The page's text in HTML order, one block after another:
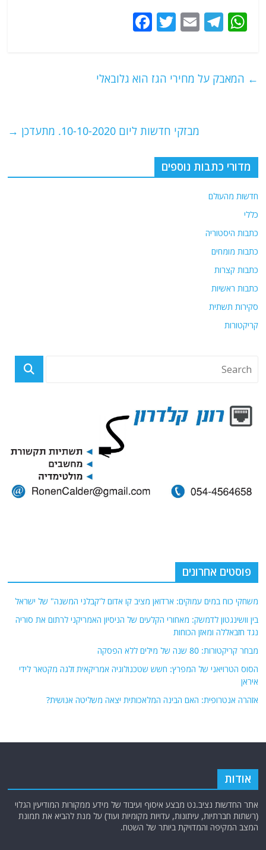
W
s
T
g
E
l
T
er
e
o
← המאבק על מחירי הגז הוא גלובאלי
מבזקי חדשות ליום 10-10-2020. מתעדכן →
מדורי כתבות נוספים
חדשות מהעולם
כללי
כתבות היסטוריה
כתבות מומחים
כתבות קצרות
כתבות ראשיות
סקירות תשתית
קריקטורות
פוסטים אחרונים
משחקי כוח במים עמוקים: ארדואן מציב קו אדום ל'קבלני המשנה" של ישראל
בין וושינגטון לדמשק: מאחורי הקלעים של הניסיון האמריקני לרתום את סוריה
נגד חזבאללה ומאזן הכוחות
מבחר קריקטורות: 80 שנה של מילים ללא הפסקה
הסוס הטרויאני של המפרץ: חשש שטכנולוגיה אמריקאית זלגה מקטאר לידי
איראן
אזהרה אנטרופית: האם הבינה המלאכותית יצאה משליטה אנושית?
אודות
אתר החדשות נציב.נט מבצע איסוף ועיבוד של מידע ממקורות המודיעין הגלוי
(רשתות חברתיות, עיתונות, עדויות מקומיות ועוד) על מנת להביא את תמונת
המצב המקיפה והמדויקת ביותר של השטח.